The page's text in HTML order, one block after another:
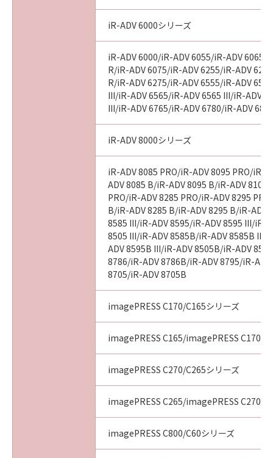
iR-ADV 6000シリーズ
iR-ADV 6000/iR-ADV 6055/iR-ADV 6065/
R/iR-ADV 6075/iR-ADV 6255/iR-ADV
R/iR-ADV 6275/iR-ADV 6555/iR-ADV
III/iR-ADV 6565/iR-ADV 6565 III/iR-ADV
III/iR-ADV 6765/iR-ADV 6780/iR-ADV
iR-ADV 8000シリーズ
iR-ADV 8085 PRO/iR-ADV 8095 PRO/iR-
ADV 8085 B/iR-ADV 8095 B/iR-ADV 8105
PRO/iR-ADV 8285 PRO/iR-ADV 8295
B/iR-ADV 8285 B/iR-ADV 8295 B/iR-ADV
8585 III/iR-ADV 8595/iR-ADV 8595 III/iR-
8505 III/iR-ADV 8585B/iR-ADV 8585B III/
ADV 8595B III/iR-ADV 8505B/iR-ADV
8786/iR-ADV 8786B/iR-ADV 8795/iR-
8705/iR-ADV 8705B
imagePRESS C170/C165シリーズ
imagePRESS C165/imagePRESS C170
imagePRESS C270/C265シリーズ
imagePRESS C265/imagePRESS C270
imagePRESS C800/C60シリーズ